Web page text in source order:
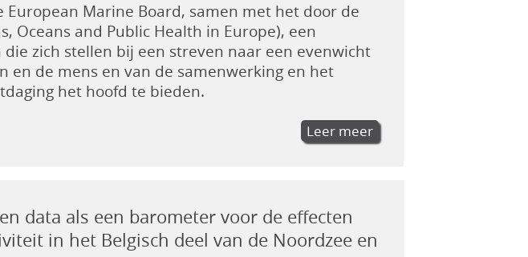
Marine Board, samen met het door de
Oceans and Public Health in Europe), een
zich stellen bij een streven naar een evenwicht
en de mens en van de samenwerking en het
het hoofd te bieden.
Leer meer
data als een barometer voor de effecten
in het Belgisch deel van de Noordzee en